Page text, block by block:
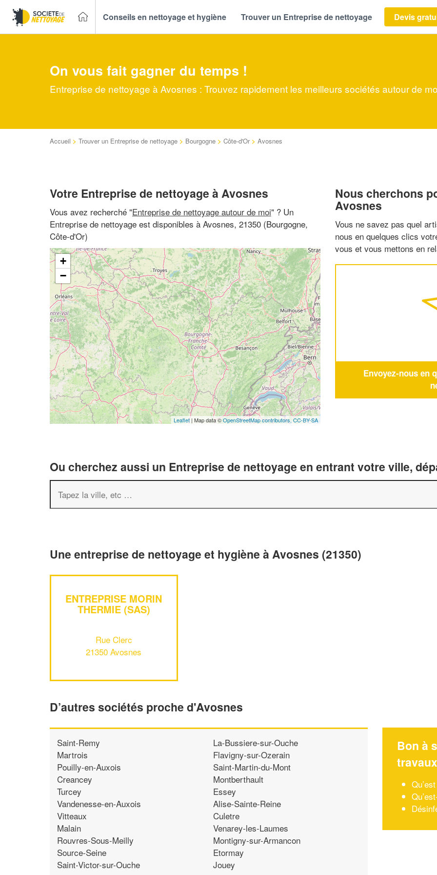
Conseils en nettoyage et hygiène Trouver un Entreprise de nettoyage Devis
On vous fait gagner du temps !
Entreprise de nettoyage à Avosnes : Trouvez rapidement les meilleurs sociétés autour de
Accueil > Trouver un Entreprise de nettoyage > Bourgogne > Côte-d'Or > Avosnes
Votre Entreprise de nettoyage à Avosnes
Vous avez recherché "Entreprise de nettoyage autour de moi" ? Un
Entreprise de nettoyage est disponibles à Avosnes, 21350 (Bourgogne,
Côte-d'Or)
+
−
Leaflet| Map data ©OpenStreetMap contributors, CC-BY-SA
Nous cherchons
Avosnes
Vous ne savez pas quel
nous en quelques clics
vous et vous mettons en
Envoyez-nous en
Ou cherchez aussi un Entreprise de nettoyage en entrant votre ville,
Une entreprise de nettoyage et hygiène à Avosnes (21350)
ENTREPRISE MORIN
THERMIE (SAS)
Rue Clerc
21350 Avosnes
D’autres sociétés proche d'Avosnes
Saint-Remy
Martrois
Pouilly-en-Auxois
Creancey
Turcey
Vandenesse-en-Auxois
Vitteaux
Malain
Rouvres-Sous-Meilly
Source-Seine
Saint-Victor-sur-Ouche
La-Bussiere-sur-Ouche
Flavigny-sur-Ozerain
Saint-Martin-du-Mont
Montberthault
Essey
Alise-Sainte-Reine
Culetre
Venarey-les-Laumes
Montigny-sur-Armancon
Etormay
Jouey
Bon à
travaux